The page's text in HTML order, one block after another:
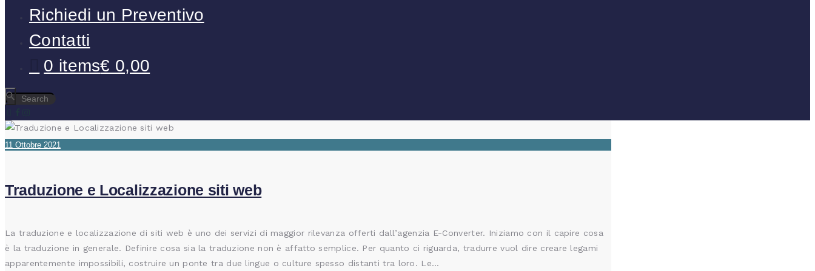
Richiedi un Preventivo
Contatti
0 items€ 0,00
11 Ottobre 2021
Traduzione e Localizzazione siti web
La traduzione e localizzazione di siti web è uno dei servizi di maggior rilevanza offerti dall’agenzia E-Converter. Iniziamo con il capire cosa
è la traduzione in generale. Definire cosa sia la traduzione non è affatto semplice. Per quanto ci riguarda, tradurre vuol dire creare legami
apparentemente impossibili, costruire un ponte tra due lingue o culture spesso distanti tra loro. Le…